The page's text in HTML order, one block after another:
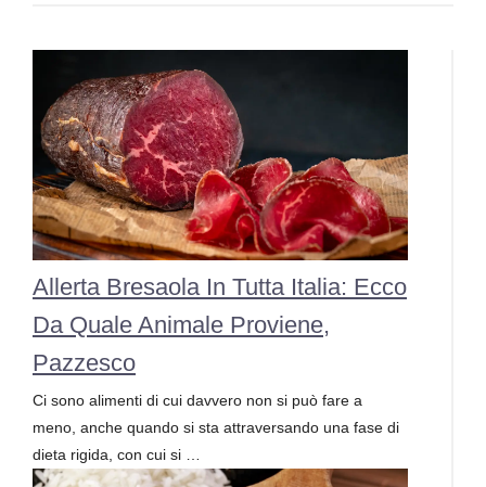
Allerta Bresaola In Tutta Italia: Ecco
Da Quale Animale Proviene,
Pazzesco
Ci sono alimenti di cui davvero non si può fare a
meno, anche quando si sta attraversando una fase di
dieta rigida, con cui si …